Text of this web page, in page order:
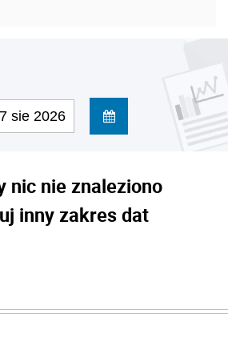
7 sie 2026
nic nie znaleziono
inny zakres dat